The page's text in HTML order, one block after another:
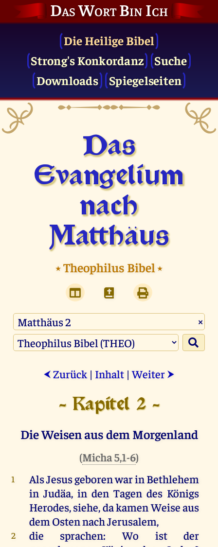
Das Wort Bin Ich
Die Heilige Bibel
Strong's Konkordanz
Suche
Downloads
Spiegelseiten
Das
Evangelium
nach
Matthäus
⭑Theophilus Bibel⭑
×
⮜ Zurück | Inhalt |Weiter ⮞
- Kapitel 2 -
Die Weisen aus dem Morgenland
(Micha 5,1-6)
1 AlsJesusgeborenwarinBethlehem
in Judäa, in den Tagen des Königs
Herodes,siehe,dakamenWeiseaus
dem OstennachJerusalem,
2 die sprachen:Wo ist
der